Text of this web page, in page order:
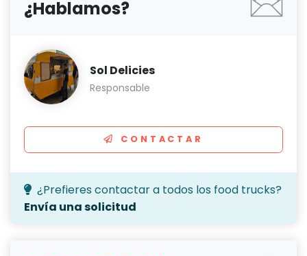
¿Hablamos?
Sol Delicies
Responsable
CONTACTAR
¿Prefieres contactar a todos los food trucks?
Envía una solicitud